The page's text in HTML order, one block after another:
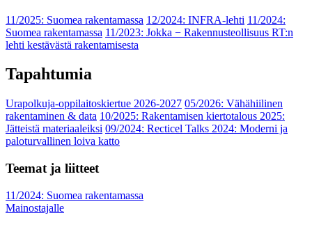
11/2025: Suomea rakentamassa 12/2024: INFRA-lehti 11/2024:
Suomea rakentamassa 11/2023: Jokka − Rakennusteollisuus RT:n
lehti kestävästä rakentamisesta
Tapahtumia
Urapolkuja-oppilaitoskiertue 2026-2027 05/2026: Vähähiilinen
rakentaminen & data 10/2025: Rakentamisen kiertotalous 2025:
Jätteistä materiaaleiksi 09/2024: Recticel Talks 2024: Moderni ja
paloturvallinen loiva katto
Teemat ja liitteet
11/2024: Suomea rakentamassa
Mainostajalle